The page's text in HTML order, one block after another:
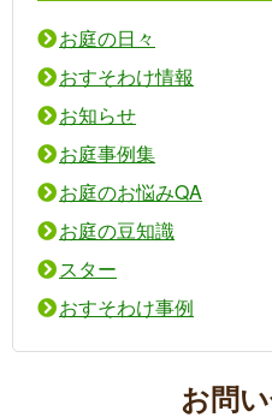
お庭の日々
おすそわけ情報
お知らせ
お庭事例集
お庭のお悩みQA
お庭の豆知識
スター
おすそわけ事例
お問